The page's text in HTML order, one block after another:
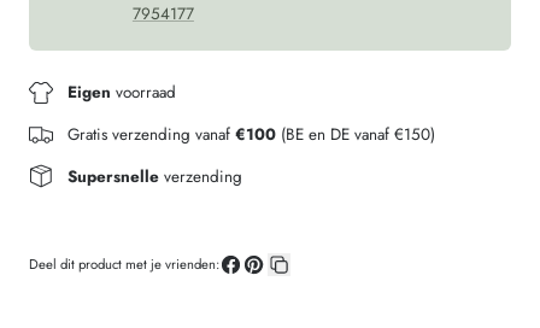
7954177
Eigen voorraad
Gratis verzending vanaf €100 (BE en DE vanaf €150)
Supersnelleverzending
Deel dit product met je vrienden: